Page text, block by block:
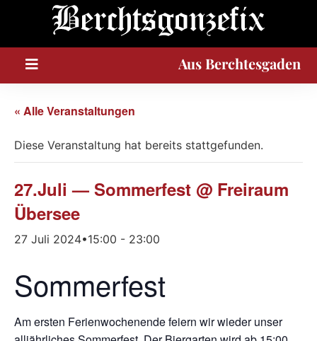
Aus Berchtesgaden
« Alle Veranstaltungen
Diese Veranstaltung hat bereits stattgefunden.
27.Juli — Sommerfest @ Freiraum
Übersee
27 Juli 2024•15:00 - 23:00
Sommerfest
Am ersten Ferienwochenende feiern wir wieder unser